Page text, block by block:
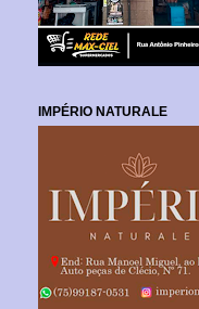
IMPÉRIO NATURALE